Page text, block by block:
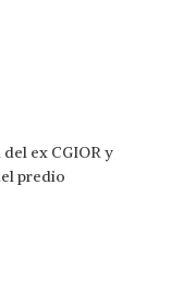
ex CGIOR y
predio